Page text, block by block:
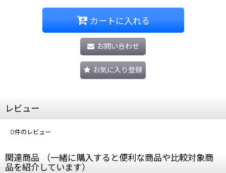
カートに入れる
お問い合わせ
お気に入り登録
レビュー
0件のレビュー
関連商品 （一緒に購入すると便利な商品や比較対象商
品を紹介しています）